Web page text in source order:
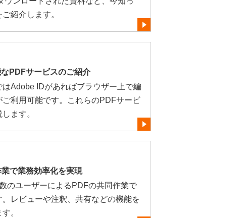
紹介します。
PDFサービスのご紹介
Adobe IDがあればブラウザー上で編
利用可能です。これらのPDFサービ
ます。
で業務効率化を実現
のユーザーによるPDFの共同作業で
レビューや注釈、共有などの機能を
。